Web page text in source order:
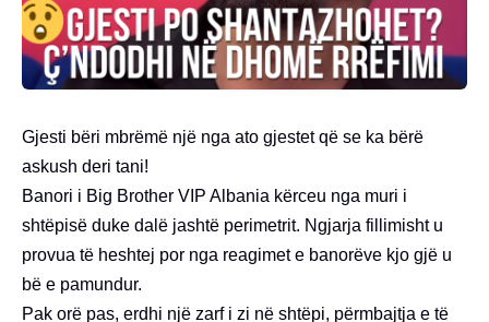
Gjesti bëri mbrëmë një nga ato gjestet që se ka bërë
askush deri tani!
Banori i Big Brother VIP Albania kërceu nga muri i
shtëpisë duke dalë jashtë perimetrit. Ngjarja fillimisht u
provua të heshtej por nga reagimet e banorëve kjo gjë u
bë e pamundur.
Pak orë pas, erdhi një zarf i zi në shtëpi, përmbajtja e të